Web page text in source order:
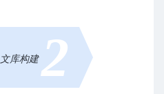
文库构建 2